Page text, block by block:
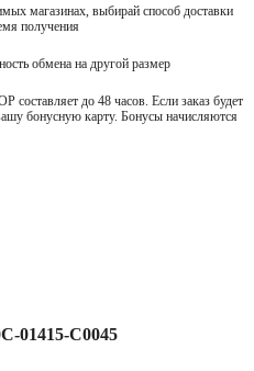
магазинах, выбирай способ доставки
получения
обмена на другой размер
составляет до 48 часов. Если заказ будет
бонусную карту. Бонусы начисляются
01415-C0045